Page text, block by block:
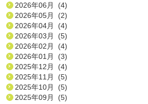
2026年06月 (4)
2026年05月 (2)
2026年04月 (4)
2026年03月 (5)
2026年02月 (4)
2026年01月 (3)
2025年12月 (4)
2025年11月 (5)
2025年10月 (5)
2025年09月 (5)